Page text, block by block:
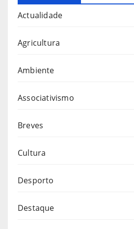
Actualidade
Agricultura
Ambiente
Associativismo
Breves
Cultura
Desporto
Destaque